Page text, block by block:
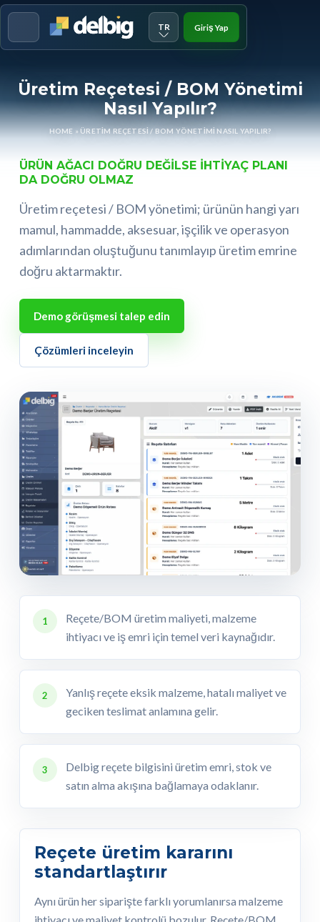
TR Giriş Yap
Üretim Reçetesi / BOM Yönetimi
Nasıl Yapılır?
HOME »ÜRETIM REÇETESI / BOM YÖNETIMI NASIL YAPILIR?
ÜRÜN AĞACI DOĞRU DEĞILSE IHTIYAÇ PLANI
DA DOĞRU OLMAZ
Üretim reçetesi / BOM yönetimi; ürünün hangi yarı
mamul, hammadde, aksesuar, işçilik ve operasyon
adımlarından oluştuğunu tanımlayıp üretim emrine
doğru aktarmaktır.
Demo görüşmesi talep edin
Çözümleri inceleyin
1
Reçete/BOM üretim maliyeti, malzeme
ihtiyacı ve iş emri için temel veri kaynağıdır.
2
Yanlış reçete eksik malzeme, hatalı maliyet ve
geciken teslimat anlamına gelir.
3
Delbig reçete bilgisini üretim emri, stok ve
satın alma akışına bağlamaya odaklanır.
Reçete üretim kararını
standartlaştırır
Aynı ürün her siparişte farklı yorumlanırsa malzeme